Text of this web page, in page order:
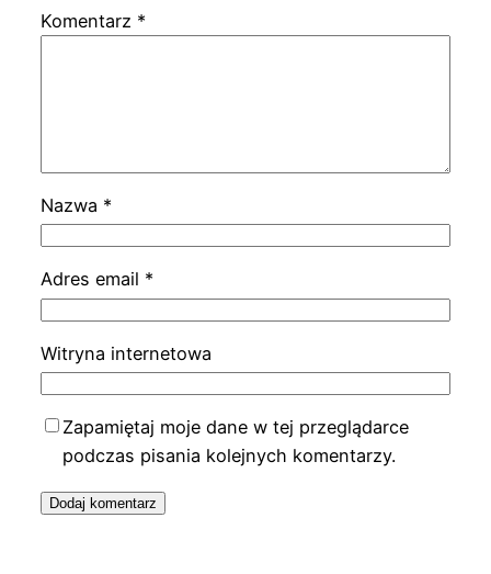
Komentarz *
Nazwa *
Adres email *
Witryna internetowa
Zapamiętaj moje dane w tej przeglądarce
podczas pisania kolejnych komentarzy.